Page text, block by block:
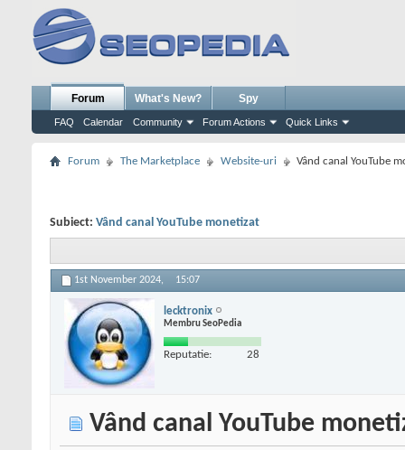
Forum
FAQ Calendar Community Forum Actions Quick Links
What's New? Spy
Forum The Marketplace Website-uri Vând canal YouTube
Subiect: Vând canal YouTube monetizat
1st November 2024, 15:07
lecktronix
Membru SeoPedia
Reputatie: 28
Vând canal YouTube